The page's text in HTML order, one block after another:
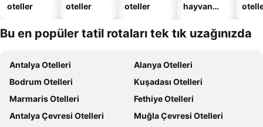
oteller
oteller
oteller
hayvan
oteller
Bu en popüler tatil rotaları tek tık uzağınızda
Antalya Otelleri
Alanya Otelleri
Bodrum Otelleri
Kuşadası Otelleri
Marmaris Otelleri
Fethiye Otelleri
Antalya Çevresi Otelleri
Muğla Çevresi Otelleri